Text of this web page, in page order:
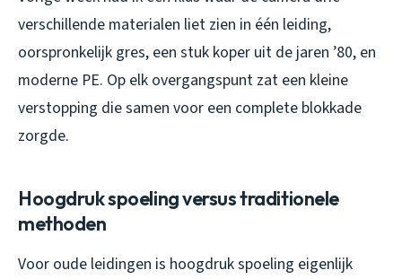
verschillende materialen liet zien in één leiding,
oorspronkelijk gres, een stuk koper uit de jaren ’80, en
moderne PE. Op elk overgangspunt zat een kleine
verstopping die samen voor een complete blokkade
zorgde.
Hoogdruk spoeling versus traditionele
methoden
Voor oude leidingen is hoogdruk spoeling eigenlijk